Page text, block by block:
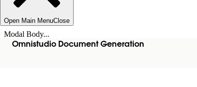
Open Main MenuClose
Modal Body...
Omnistudio Document Generation